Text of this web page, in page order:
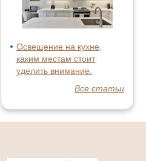
Освещение на кухне,
каким местам стоит
уделить внимание.
Все статьи